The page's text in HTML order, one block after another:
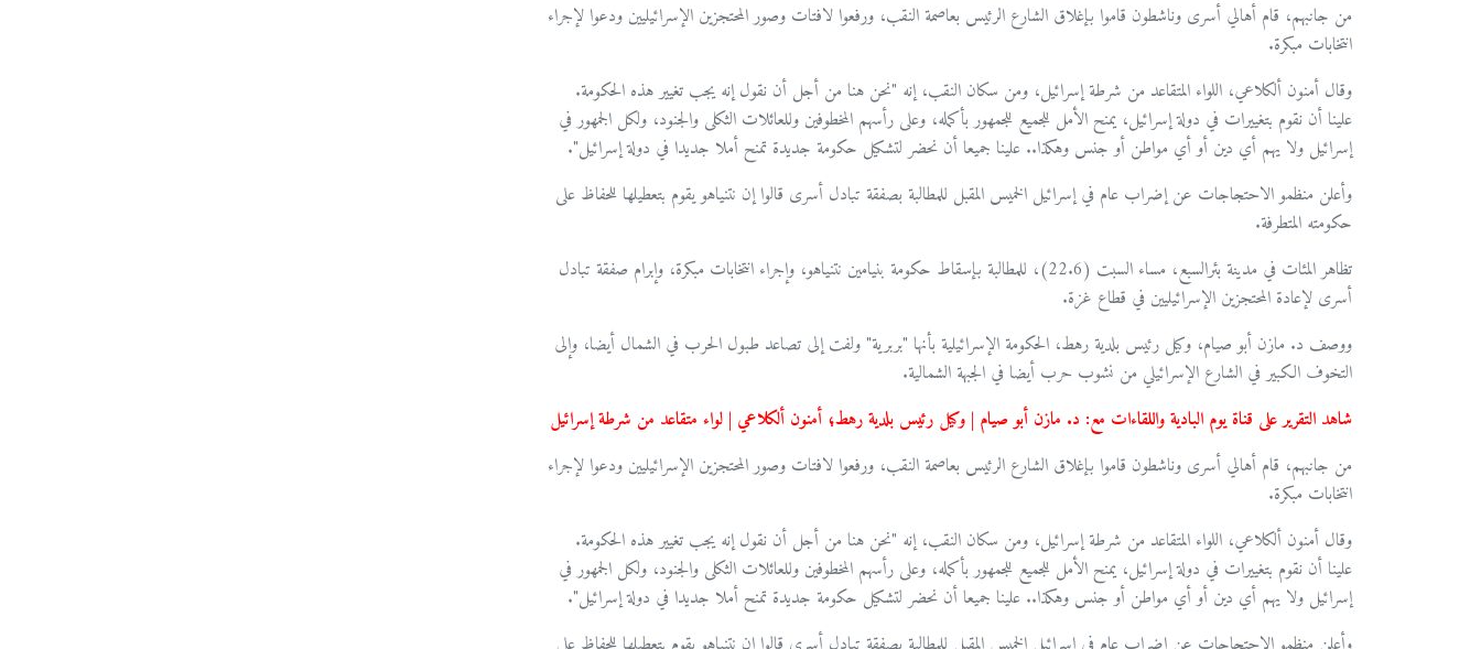
من جانبهم، قام أهالي أسرى وناشطون قاموا بإغلاق الشارع الرئيس بعاصمة النقب، ورفعوا لافتات وصور المحتجزين الإسرائيليين ودعوا لإجراء
انتخابات مبكرة.
وقال أمنون ألكلاعي، اللواء المتقاعد من شرطة إسرائيل، ومن سكان النقب، إنه "نحن هنا من أجل أن نقول إنه يجب تغيير هذه الحكومة.
علينا أن نقوم بتغييرات في دولة إسرائيل، يمنح الأمل للجميع للجمهور بأكمله، وعلى رأسهم المخطوفين وللعائلات الثكلى والجنود، ولكل الجمهور في
إسرائيل ولا يهم أي دين أو أي مواطن أو جنس وهكذا.. علينا جميعا أن نحضر لتشكيل حكومة جديدة تمنح أملا جديدا في دولة إسرائيل".
وأعلن منظمو الاحتجاجات عن إضراب عام في إسرائيل الخميس المقبل للمطالبة بصفقة تبادل أسرى قالوا إن نتنياهو يقوم بتعطيلها للحفاظ على
حكومته المتطرفة.
تظاهر المئات في مدينة بئرالسبع، مساء السبت (22.6)، للمطالبة بإسقاط حكومة بنيامين نتنياهو، وإجراء انتخابات مبكرة، وإبرام صفقة تبادل
أسرى لإعادة المحتجزين الإسرائيليين في قطاع غزة.
ووصف د. مازن أبو صيام، وكيل رئيس بلدية رهط، الحكومة الإسرائيلية بأنها "بربرية" ولفت إلى تصاعد طبول الحرب في الشمال أيضا، وإلى
التخوف الكبير في الشارع الإسرائيلي من نشوب حرب أيضا في الجبهة الشمالية.
شاهد التقرير على قناة يوم البادية واللقاءات مع: د. مازن أبو صيام | وكيل رئيس بلدية رهط؛ أمنون ألكلاعي | لواء متقاعد من شرطة إسرائيل
من جانبهم، قام أهالي أسرى وناشطون قاموا بإغلاق الشارع الرئيس بعاصمة النقب، ورفعوا لافتات وصور المحتجزين الإسرائيليين ودعوا لإجراء
انتخابات مبكرة.
وقال أمنون ألكلاعي، اللواء المتقاعد من شرطة إسرائيل، ومن سكان النقب، إنه "نحن هنا من أجل أن نقول إنه يجب تغيير هذه الحكومة.
علينا أن نقوم بتغييرات في دولة إسرائيل، يمنح الأمل للجميع للجمهور بأكمله، وعلى رأسهم المخطوفين وللعائلات الثكلى والجنود، ولكل الجمهور في
إسرائيل ولا يهم أي دين أو أي مواطن أو جنس وهكذا.. علينا جميعا أن نحضر لتشكيل حكومة جديدة تمنح أملا جديدا في دولة إسرائيل".